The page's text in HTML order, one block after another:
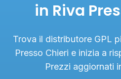
in Riva
Trova il distributore GPL
Presso Chieri e inizia a
Prezzi aggiornati